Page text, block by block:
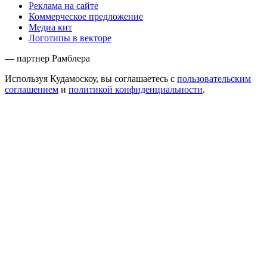
Реклама на сайте
Коммерческое предложение
Медиа кит
Логотипы в векторе
— партнер Рамблера
Используя Кудамоскоу, вы соглашаетесь с пользовательским
соглашением и политикой конфиденциальности.